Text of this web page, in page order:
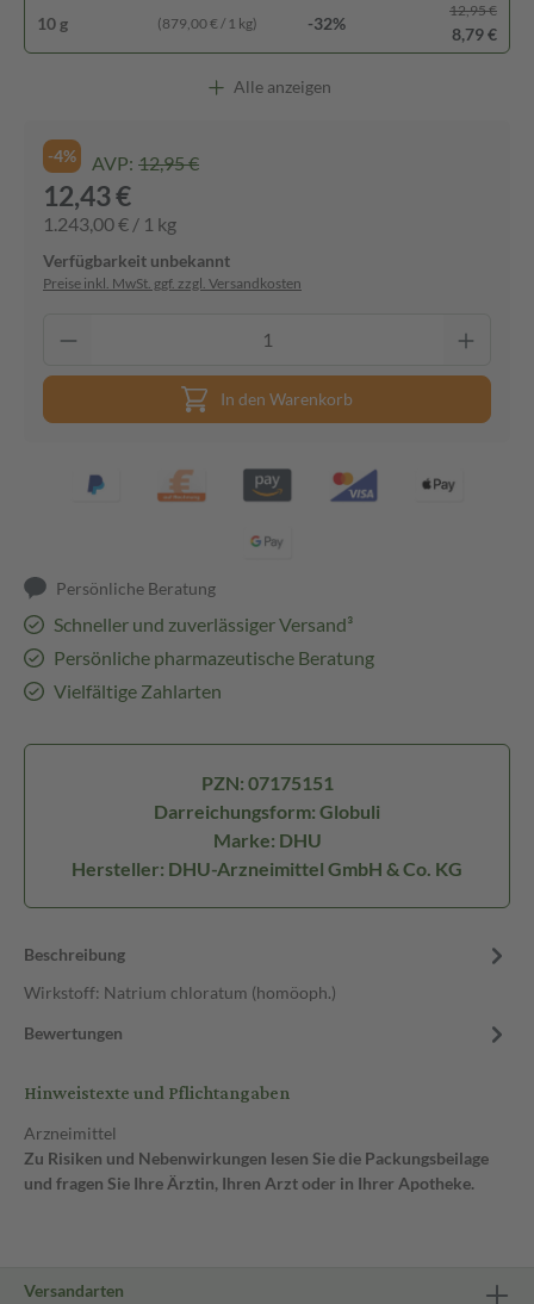
10 g (879,00 € / 1 kg) -32%
12,95 €
8,79 €
Alle anzeigen
-4% AVP: 12,95 €
12,43 €
1.243,00 € / 1 kg
Verfügbarkeit unbekannt
Preise inkl. MwSt. ggf. zzgl. Versandkosten
In den Warenkorb
Persönliche Beratung
Schneller und zuverlässiger Versand³
Persönliche pharmazeutische Beratung
Vielfältige Zahlarten
PZN: 07175151
Darreichungsform: Globuli
Marke: DHU
Hersteller: DHU-Arzneimittel GmbH & Co. KG
Beschreibung
Wirkstoff: Natrium chloratum (homöoph.)
Bewertungen
Hinweistexte und Pflichtangaben
Arzneimittel
Zu Risiken und Nebenwirkungen lesen Sie die Packungsbeilage
und fragen Sie Ihre Ärztin, Ihren Arzt oder in Ihrer Apotheke.
Versandarten